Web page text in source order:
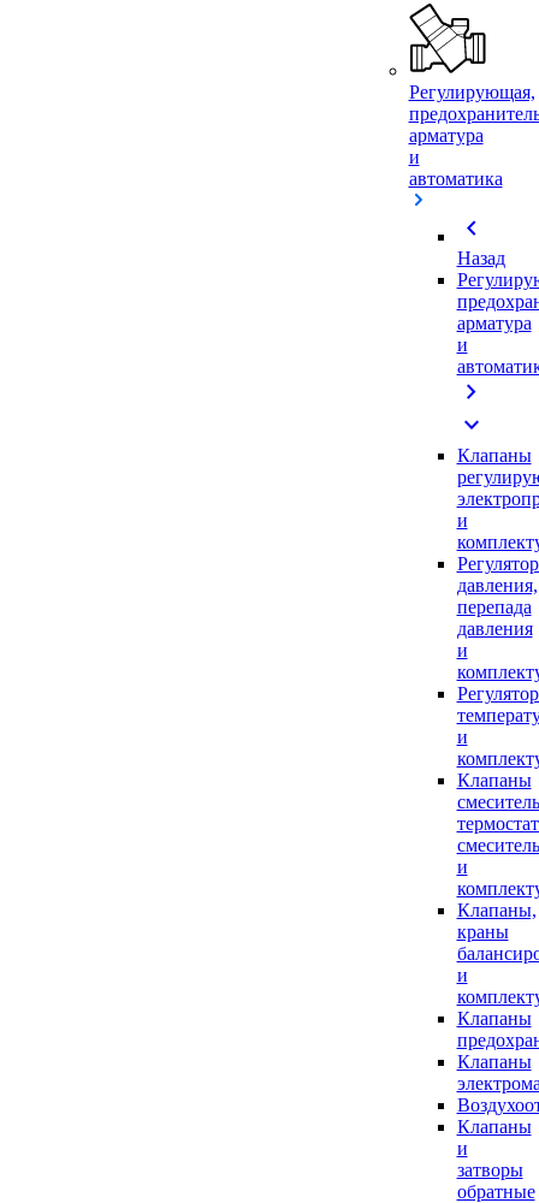
Регулирующая,
арматура
и
автоматика
chevron_left
Назад
арматура
и
chevron_right
expand_more
Клапаны
и
давления,
перепада
давления
и
и
Клапаны
и
Клапаны,
краны
и
Клапаны
Клапаны
Клапаны
и
затворы
обратные